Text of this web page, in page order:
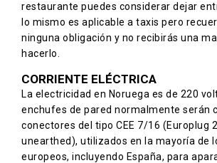
restaurante puedes considerar dejar
lo mismo es aplicable a taxis pero
ninguna obligación y no recibirás una
hacerlo.
CORRIENTE ELÉCTRICA
La electricidad en Noruega es de 220
enchufes de pared normalmente serán
conectores del tipo CEE 7/16 (Europlug
unearthed), utilizados en la mayoría de
europeos, incluyendo España, para